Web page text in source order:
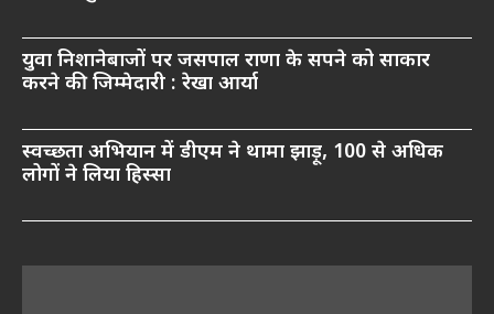
युवा निशानेबाजों पर जसपाल राणा के सपने को साकार
करने की जिम्मेदारी : रेखा आर्या
स्वच्छता अभियान में डीएम ने थामा झाड़ू, 100 से अधिक
लोगों ने लिया हिस्सा